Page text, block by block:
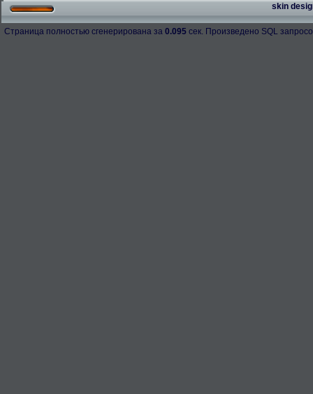
skin
Страница полностью сгенерирована за 0.095 сек. Произведено SQL